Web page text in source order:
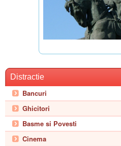
Distractie
Bancuri
Ghicitori
Basme si Povesti
Cinema